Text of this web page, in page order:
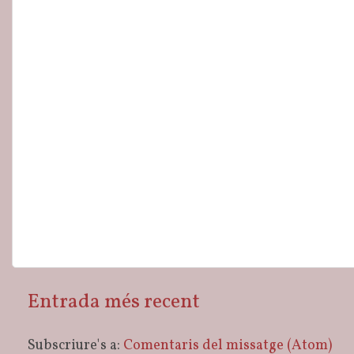
Entrada més recent
Subscriure's a: Comentaris del missatge (Atom)